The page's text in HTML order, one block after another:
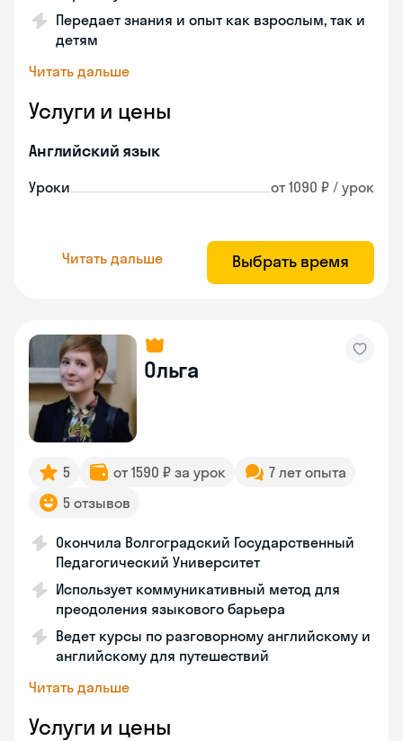
Передает знания и опыт как взрослым, так и
детям
Читать дальше
Услуги и цены
Английский язык
Уроки от 1090 ₽ / урок
Читать дальше Выбрать время
Ольга
5 от 1590 ₽ за урок
7 лет опыта
5 отзывов
Окончила Волгоградский Государственный
Педагогический Университет
Использует коммуникативный метод для
преодоления языкового барьера
Ведет курсы по разговорному английскому и
английскому для путешествий
Читать дальше
Услуги и цены